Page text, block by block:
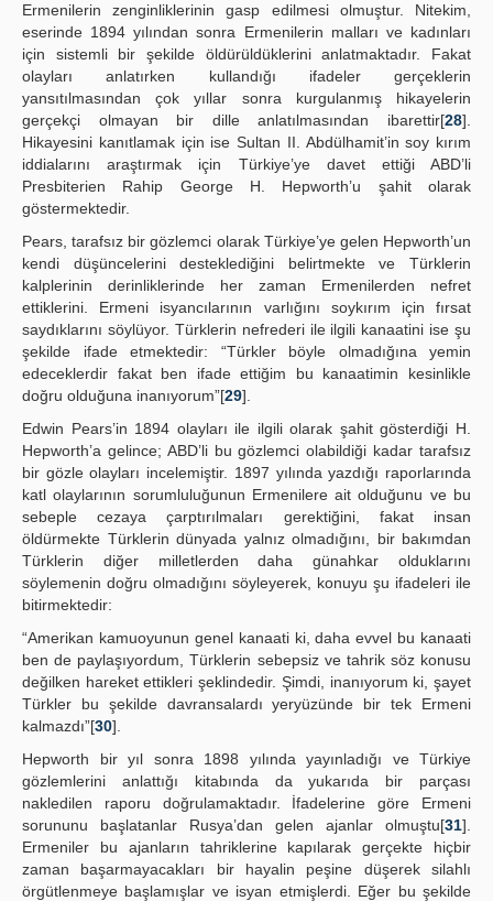
Ermenilerin zenginliklerinin gasp edilmesi olmuştur. Nitekim,
eserinde 1894 yılından sonra Ermenilerin malları ve kadınları
için sistemli bir şekilde öldürüldüklerini anlatmaktadır. Fakat
olayları anlatırken kullandığı ifadeler gerçeklerin
yansıtılmasından çok yıllar sonra kurgulanmış hikayelerin
gerçekçi olmayan bir dille anlatılmasından ibarettir[28].
Hikayesini kanıtlamak için ise Sultan II. Abdülhamit’in soy kırım
iddialarını araştırmak için Türkiye’ye davet ettiği ABD’li
Presbiterien Rahip George H. Hepworth’u şahit olarak
göstermektedir.
Pears, tarafsız bir gözlemci olarak Türkiye’ye gelen Hepworth’un
kendi düşüncelerini desteklediğini belirtmekte ve Türklerin
kalplerinin derinliklerinde her zaman Ermenilerden nefret
ettiklerini. Ermeni isyancılarının varlığını soykırım için fırsat
saydıklarını söylüyor. Türklerin nefrederi ile ilgili kanaatini ise şu
şekilde ifade etmektedir: “Türkler böyle olmadığına yemin
edeceklerdir fakat ben ifade ettiğim bu kanaatimin kesinlikle
doğru olduğuna inanıyorum”[29].
Edwin Pears’in 1894 olayları ile ilgili olarak şahit gösterdiği H.
Hepworth’a gelince; ABD’li bu gözlemci olabildiği kadar tarafsız
bir gözle olayları incelemiştir. 1897 yılında yazdığı raporlarında
katl olaylarının sorumluluğunun Ermenilere ait olduğunu ve bu
sebeple cezaya çarptırılmaları gerektiğini, fakat insan
öldürmekte Türklerin dünyada yalnız olmadığını, bir bakımdan
Türklerin diğer milletlerden daha günahkar olduklarını
söylemenin doğru olmadığını söyleyerek, konuyu şu ifadeleri ile
bitirmektedir:
“Amerikan kamuoyunun genel kanaati ki, daha evvel bu kanaati
ben de paylaşıyordum, Türklerin sebepsiz ve tahrik söz konusu
değilken hareket ettikleri şeklindedir. Şimdi, inanıyorum ki, şayet
Türkler bu şekilde davransalardı yeryüzünde bir tek Ermeni
kalmazdı”[30].
Hepworth bir yıl sonra 1898 yılında yayınladığı ve Türkiye
gözlemlerini anlattığı kitabında da yukarıda bir parçası
nakledilen raporu doğrulamaktadır. İfadelerine göre Ermeni
sorununu başlatanlar Rusya’dan gelen ajanlar olmuştu[31].
Ermeniler bu ajanların tahriklerine kapılarak gerçekte hiçbir
zaman başarmayacakları bir hayalin peşine düşerek silahlı
örgütlenmeye başlamışlar ve isyan etmişlerdi. Eğer bu şekilde